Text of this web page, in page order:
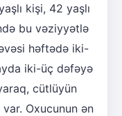
kişi, 42 yaşlı
bu vəziyyətlə
həftədə iki-
iki-üç dəfəyə
cütlüyün
Oxucunun ən